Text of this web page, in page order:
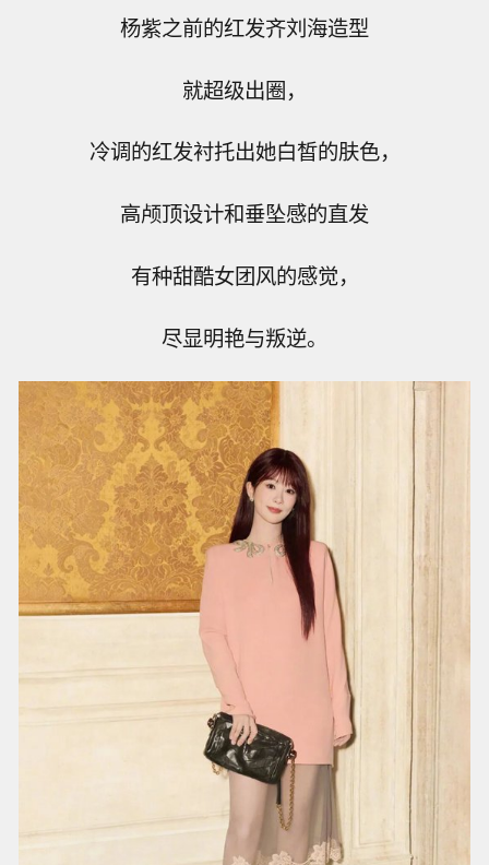
杨紫之前的红发齐刘海造型
就超级出圈，
冷调的红发衬托出她白皙的肤色，
高颅顶设计和垂坠感的直发
有种甜酷女团风的感觉，
尽显明艳与叛逆。